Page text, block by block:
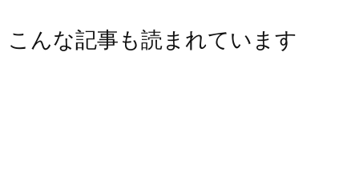
こんな記事も読まれています